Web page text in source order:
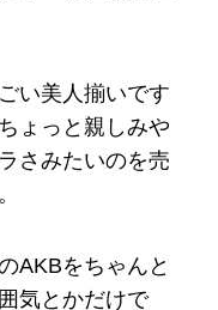
い美人揃いです
ょっと親しみや
さみたいのを売
AKBをちゃんと
気とかだけで